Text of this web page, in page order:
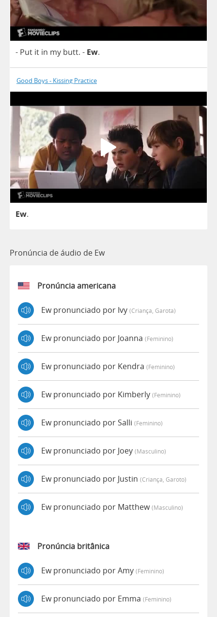
- Put it in my butt. - Ew.
Good Boys - Kissing Practice
Ew.
Pronúncia de áudio de Ew
Pronúncia americana
Ew pronunciado por Ivy (criança, Garota)
Ew pronunciado por Joanna (feminino)
Ew pronunciado por Kendra (feminino)
Ew pronunciado por Kimberly (feminino)
Ew pronunciado por Salli (feminino)
Ew pronunciado por Joey (masculino)
Ew pronunciado por Justin (criança, Garoto)
Ew pronunciado por Matthew(masculino)
Pronúncia britânica
Ew pronunciado por Amy (feminino)
Ew pronunciado por Emma (feminino)